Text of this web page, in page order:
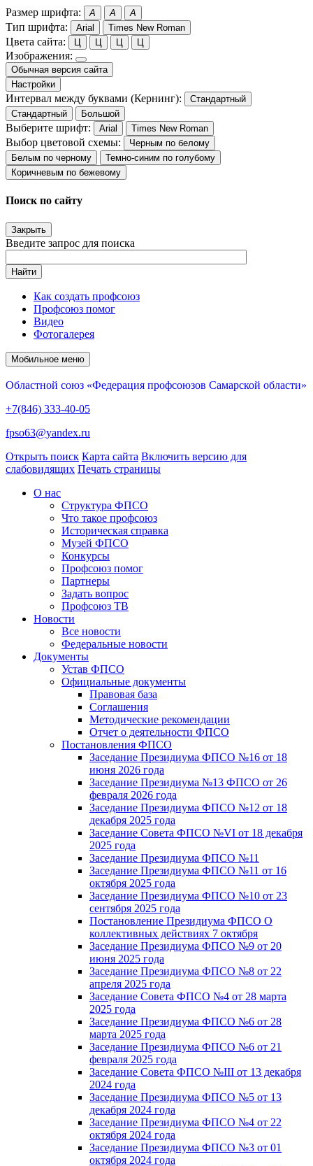
Размер шрифта: A A A
Тип шрифта: Arial Times New Roman
Цвета сайта: Ц Ц Ц Ц
Изображения:
Обычная версия сайта
Настройки
Интервал между буквами (Кернинг):
Стандартный
Стандартный
Большой
Выберите шрифт: Arial Times New Roman
Выбор цветовой схемы:
Черным по белому
Белым по черному
Темно-синим по голубому
Коричневым по бежевому
Поиск по сайту
Закрыть
Введите запрос для поиска
Найти
Как создать профсоюз
Профсоюз помог
Видео
Фотогалерея
Мобильное меню
Областной союз «Федерация профсоюзов Самарской области»
+7(846) 333-40-05
fpso63@yandex.ru
Открыть поиск Карта сайта Включить версию для
слабовидящих Печать страницы
О нас
Структура ФПСО
Что такое профсоюз
Историческая справка
Музей ФПСО
Конкурсы
Профсоюз помог
Партнеры
Задать вопрос
Профсоюз ТВ
Новости
Все новости
Федеральные новости
Документы
Устав ФПСО
Официальные документы
Правовая база
Соглашения
Методические рекомендации
Отчет о деятельности ФПСО
Постановления ФПСО
Заседание Президиума ФПСО №16 от 18
июня 2026 года
Заседание Президиума №13 ФПСО от 26
февраля 2026 года
Заседание Президиума ФПСО №12 от 18
декабря 2025 года
Заседание Совета ФПСО №VI от 18 декабря
2025 года
Заседание Президиума ФПСО №11
Заседание Президиума ФПСО №11 от 16
октября 2025 года
Заседание Президиума ФПСО №10 от 23
сентября 2025 года
Постановление Президиума ФПСО О
коллективных действиях 7 октября
Заседание Президиума ФПСО №9 от 20
июня 2025 года
Заседание Президиума ФПСО №8 от 22
апреля 2025 года
Заседание Совета ФПСО №4 от 28 марта
2025 года
Заседание Президиума ФПСО №6 от 28
марта 2025 года
Заседание Президиума ФПСО №6 от 21
февраля 2025 года
Заседание Совета ФПСО №III от 13 декабря
2024 года
Заседание Президиума ФПСО №5 от 13
декабря 2024 года
Заседание Президиума ФПСО №4 от 22
октября 2024 года
Заседание Президиума ФПСО №3 от 01
октября 2024 года